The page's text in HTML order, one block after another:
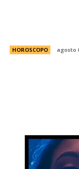
HOROSCOPO agosto